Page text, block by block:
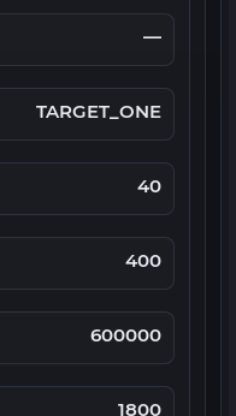
—
TARGET_ONE
40
400
600000
1800